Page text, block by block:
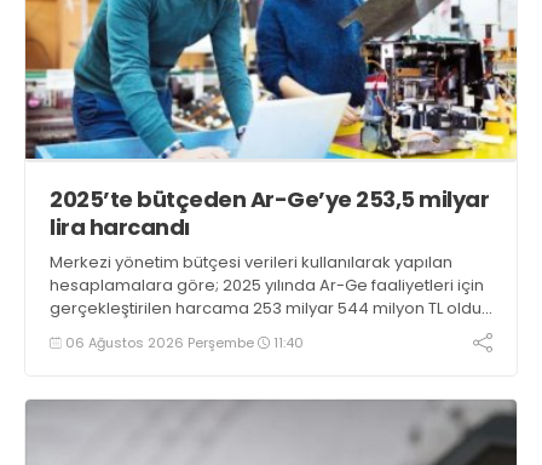
2025’te bütçeden Ar-Ge’ye 253,5 milyar
lira harcandı
Merkezi yönetim bütçesi verileri kullanılarak yapılan
hesaplamalara göre; 2025 yılında Ar-Ge faaliyetleri için
gerçekleştirilen harcama 253 milyar 544 milyon TL oldu.
Ar-Ge harcamalarının merkezi yönetim bütçesi
içerisindeki oranı yüzde 1,58 oldu
06 Ağustos 2026 Perşembe 11:40